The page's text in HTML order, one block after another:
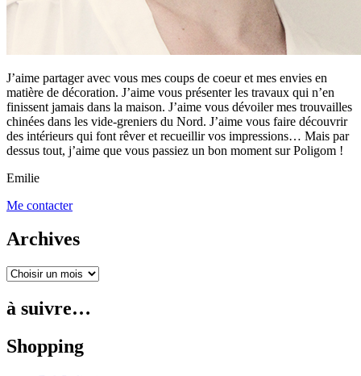
J’aime partager avec vous mes coups de coeur et mes envies en
matière de décoration. J’aime vous présenter les travaux qui n’en
finissent jamais dans la maison. J’aime vous dévoiler mes trouvailles
chinées dans les vide-greniers du Nord. J’aime vous faire découvrir
des intérieurs qui font rêver et recueillir vos impressions… Mais par
dessus tout, j’aime que vous passiez un bon moment sur Poligom !
Emilie
Me contacter
Archives
à suivre…
Shopping